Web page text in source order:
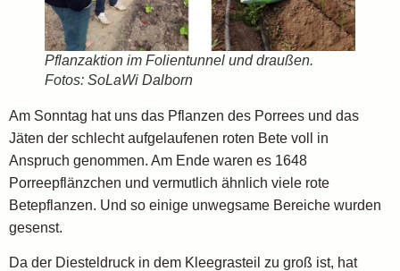
Pflanzaktion im Folientunnel und draußen.
Fotos: SoLaWi Dalborn
Am Sonntag hat uns das Pflanzen des Porrees und das
Jäten der schlecht aufgelaufenen roten Bete voll in
Anspruch genommen. Am Ende waren es 1648
Porreepflänzchen und vermutlich ähnlich viele rote
Betepflanzen. Und so einige unwegsame Bereiche wurden
gesenst.
Da der Diesteldruck in dem Kleegrasteil zu groß ist, hat